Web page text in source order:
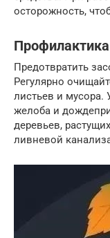
осторожность,
Предотвратить
Регулярно
листьев и мусора.
желоба и
деревьев,
ливневой